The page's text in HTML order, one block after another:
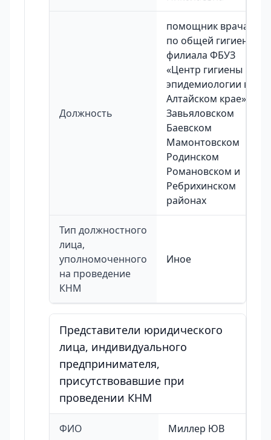
Должность
помощник врача
по общей гигиене
филиала ФБУЗ
«Центр гигиены и
эпидемиологии в
Алтайском крае» в
Завьяловском
Баевском
Мамонтовском
Родинском
Романовском и
Ребрихинском
районах
Тип должностного
лица,
уполномоченного
на проведение
КНМ
Иное
Представители юридического
лица, индивидуального
предпринимателя,
присутствовавшие при
проведении КНМ
ФИО Миллер ЮВ